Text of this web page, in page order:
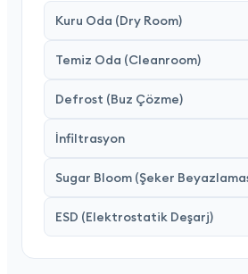
Kuru Oda (Dry Room)
Temiz Oda (Cleanroom)
Defrost (Buz Çözme)
İnfiltrasyon
Sugar Bloom (Şeker
ESD (Elektrostatik Deşarj)